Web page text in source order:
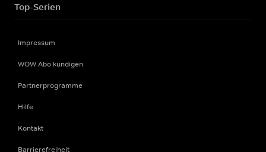
Top-Serien
Impressum
WOW Abo kündigen
Partnerprogramme
Hilfe
Kontakt
Barrierefreiheit